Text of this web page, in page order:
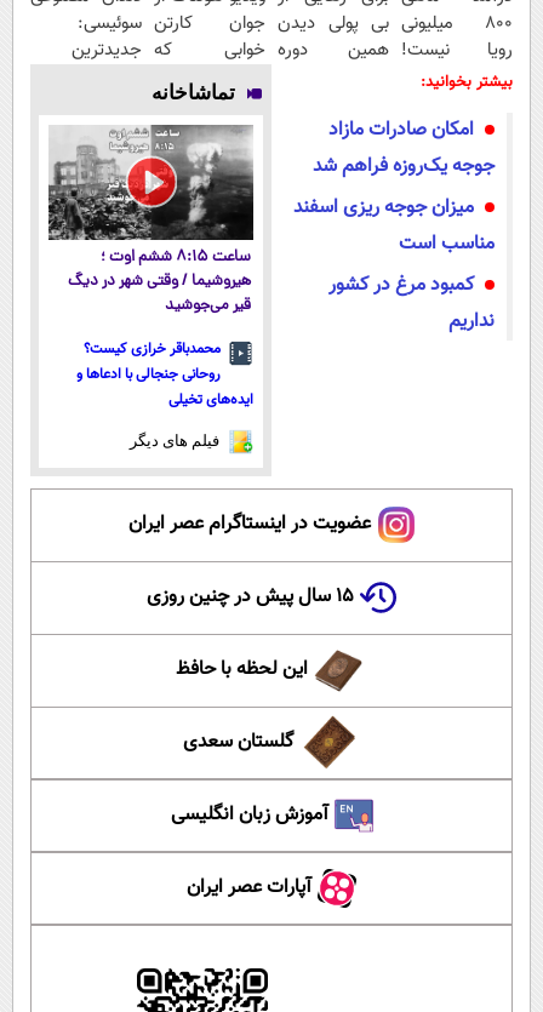
800 میلیونی
رویا نیست!
امتحانش
بی پولی دیدن
همین دوره
کن)
جوان کارتن
خوابی که
میلیاردر شد.
آموزش رایگان
سوئیسی:
جدیدترین
پرداخت قسطی
بیشتر بخوانید:
امکان صادرات مازاد
جوجه یک‌روزه فراهم شد
میزان جوجه ریزی اسفند
مناسب است
کمبود مرغ در کشور
نداریم
تماشاخانه
ساعت ۸:۱۵ ششم اوت ؛
هیروشیما / وقتی شهر در دیگ
قیر می‌جوشید
محمدباقر خرازی کیست؟
روحانی جنجالی با ادعاها و
ایده‌های تخیلی
فیلم های دیگر
عضویت در اینستاگرام عصر ایران
۱۵ سال پیش در چنین روزی
این لحظه با حافظ
گلستان سعدی
آموزش زبان انگلیسی
آپارات عصر ایران